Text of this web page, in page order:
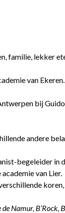
familie, lekker
van
bij
andere
begeleider
van Lier.
Namur,